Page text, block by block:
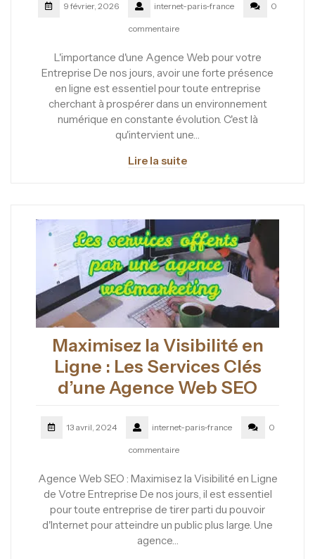
9 février, 2026 internet-paris-france 0
commentaire
L'importance d'une Agence Web pour votre
Entreprise De nos jours, avoir une forte présence
en ligne est essentiel pour toute entreprise
cherchant à prospérer dans un environnement
numérique en constante évolution. C'est là
qu'intervient une…
Lire la suite
Maximisez la Visibilité en
Ligne : Les Services Clés
d’une Agence Web SEO
13 avril, 2024 internet-paris-france 0
commentaire
Agence Web SEO : Maximisez la Visibilité en Ligne
de Votre Entreprise De nos jours, il est essentiel
pour toute entreprise de tirer parti du pouvoir
d'Internet pour atteindre un public plus large. Une
agence…